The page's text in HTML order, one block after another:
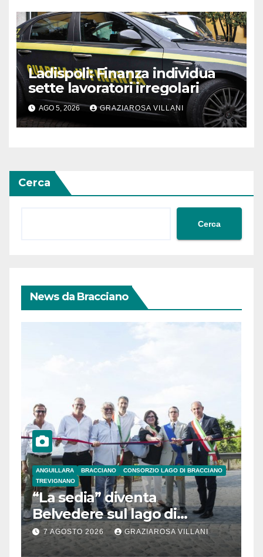
Ladispoli: Finanza individua
sette lavoratori irregolari
AGO 5, 2026 GRAZIAROSA VILLANI
Cerca
Cerca
News da Bracciano
ANGUILLARA BRACCIANO
CONSORZIO LAGO DI BRACCIANO
TREVIGNANO
“La sedia” diventa
Belvedere sul lago di
Bracciano: ieri
l’inaugurazione
7 AGOSTO 2026 GRAZIAROSA VILLANI